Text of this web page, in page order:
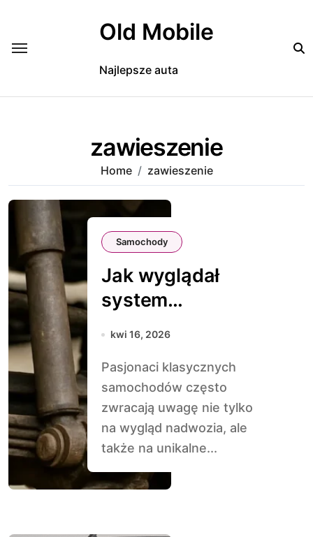
Old Mobile
Najlepsze auta
zawieszenie
Home zawieszenie
Samochody
Jak wyglądał
system
zawieszenia w
kwi 16, 2026
Pasjonaci klasycznych
samochodów często
zwracają uwagę nie tylko
na wygląd nadwozia, ale
także na unikalne...